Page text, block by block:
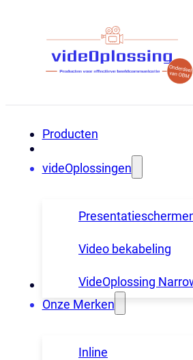
Producten
videOplossingen
Video bekabeling
VideOplossing
Onze Merken
Inline